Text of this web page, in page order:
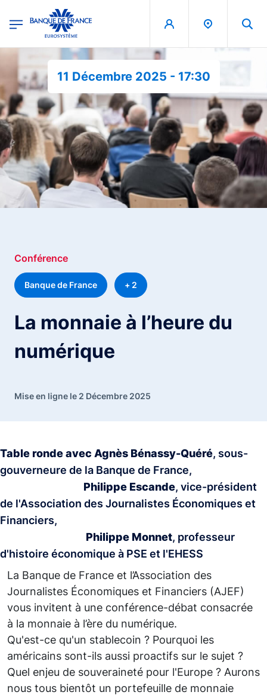
Banque de France - Menu Principal
Conférence
Banque de France + 2
La monnaie à l’heure du
numérique
Mise en ligne le 2 Décembre 2025
11 Décembre 2025 - 17:30
Table ronde avec Agnès Bénassy-Quéré, sous-
gouverneure de la Banque de France,
Philippe Escande, vice-président
de l'Association des Journalistes Économiques et
Financiers,
Philippe Monnet, professeur
d'histoire économique à PSE et l'EHESS
La Banque de France et l’Association des
Journalistes Économiques et Financiers (AJEF)
vous invitent à une conférence-débat consacrée
à la monnaie à l’ère du numérique.
Qu'est-ce qu'un stablecoin ? Pourquoi les
américains sont-ils aussi proactifs sur le sujet ?
Quel enjeu de souveraineté pour l'Europe ? Aurons
nous tous bientôt un portefeuille de monnaie